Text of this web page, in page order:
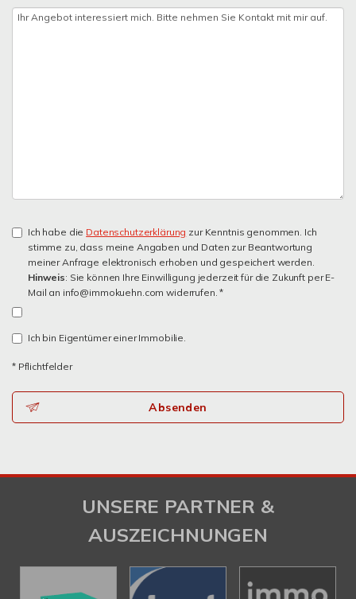
Ich habe die Datenschutzerklärung zur Kenntnis genommen. Ich
stimme zu, dass meine Angaben und Daten zur Beantwortung
meiner Anfrage elektronisch erhoben und gespeichert werden.
Hinweis: Sie können Ihre Einwilligung jederzeit für die Zukunft per E-
Mail an info@immokuehn.com widerrufen. *
Ich bin Eigentümer einer Immobilie.
* Pflichtfelder
Absenden
UNSERE PARTNER &
AUSZEICHNUNGEN